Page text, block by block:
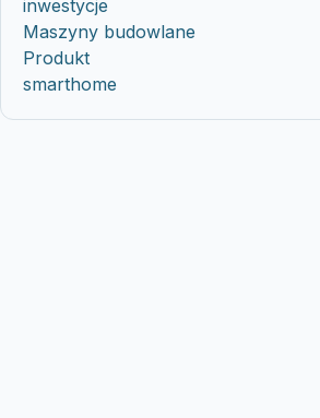
inwestycje
Maszyny budowlane
Produkt
smarthome